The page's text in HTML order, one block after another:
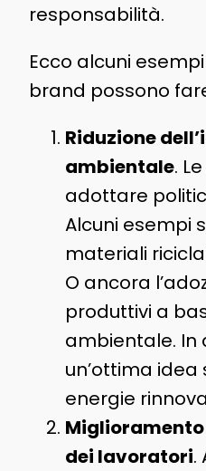
responsabilità.
Ecco alcuni
brand possono
Riduzione
ambientale.
adottare
Alcuni esempi
materiali
O ancora
produttivi a
ambientale. In
un’ottima idea
energie
dei lavoratori.